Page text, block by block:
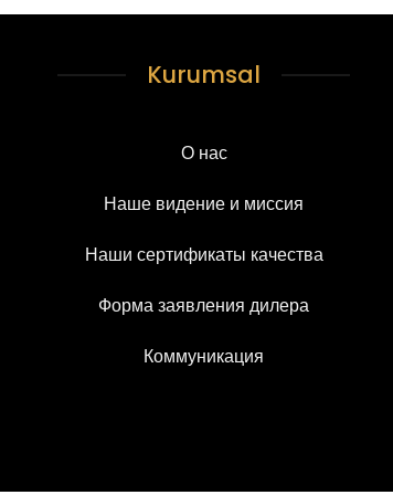
Kurumsal
О нас
Наше видение и миссия
Наши сертификаты качества
Форма заявления дилера
Коммуникация